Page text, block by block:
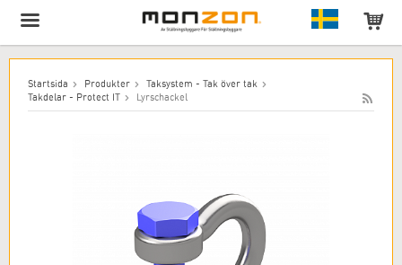
Produkten har lagts till i varukorgen!
Startsida Produkter
Taksystem - Tak över tak
Takdelar - Protect IT
Lyrschackel